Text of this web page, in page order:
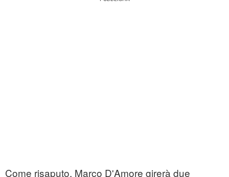
Come risaputo, Marco D'Amore girerà due